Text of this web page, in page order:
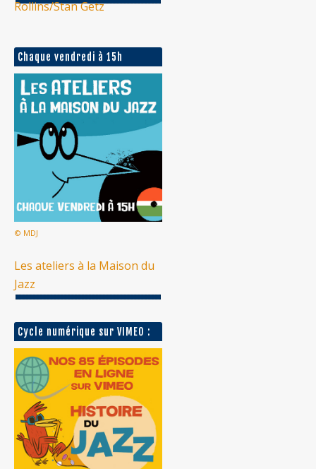
Rollins/Stan Getz
Chaque vendredi à 15h
© MDJ
Les ateliers à la Maison du
Jazz
Cycle numérique sur VIMEO :